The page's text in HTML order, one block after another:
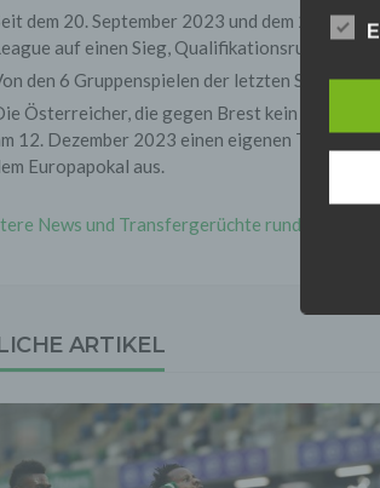
dem 20. September 2023 und dem 2:0 bei
auf einen Sieg, Qualifikationsrunden
den 6 Gruppenspielen der letzten Saison
Österreicher, die gegen Brest kein
12. Dezember 2023 einen eigenen Treffer –
Europapokal aus.
News und Transfergerüchte rund um den
ARTIKEL
Wir
Wir
der